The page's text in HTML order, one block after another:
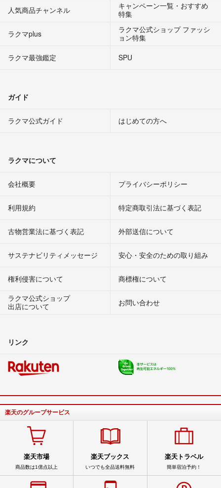
人気商品チャンネル
キャンペーン一覧・おすすめ
特集
ラクマplus
ラクマ公式ショップ ファッシ
ョン特集
ラクマ最強鑑定
SPU
ガイド
ラクマ公式ガイド はじめての方へ
ラクマについて
会社概要 プライバシーポリシー
利用規約 特定商取引法に基づく表記
古物営業法に基づく表記 外部送信について
サステナビリティメッセージ 安心・安全のための取り組み
権利侵害について
商標権について
ラクマ公式ショップ
出店について
お問い合わせ
リンク
楽天のグループサービス
楽天市場
商品数は1億点以上
楽天ブックス
いつでも全品送料無料
楽天トラベル
簡単宿泊予約！